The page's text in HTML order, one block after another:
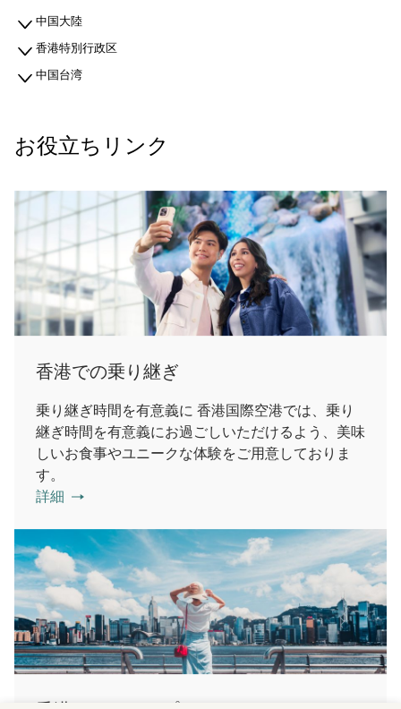
中国大陸
香港特別行政区
中国台湾
お役立ちリンク
香港での乗り継ぎ
乗り継ぎ時間を有意義に 香港国際空港では、乗り
継ぎ時間を有意義にお過ごしいただけるよう、美味
しいお食事やユニークな体験をご用意しておりま
す。
詳細